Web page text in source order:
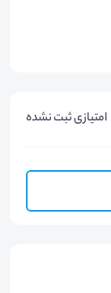
امتیازی ثبت نشده